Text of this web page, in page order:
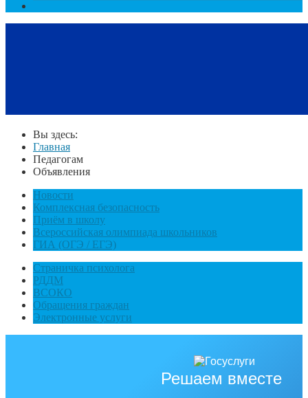
Вы здесь:
Главная
Педагогам
Объявления
Новости
Комплексная безопасность
Приём в школу
Всероссийская олимпиада школьников
ГИА (ОГЭ / ЕГЭ)
Страничка психолога
РДДМ
ВСОКО
Обращения граждан
Электронные услуги
Решаем вместе